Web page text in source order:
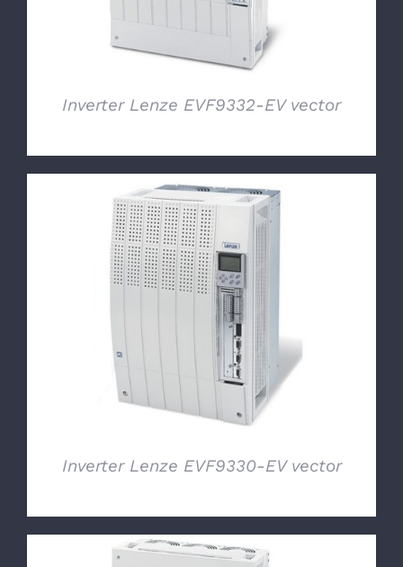
Inverter Lenze EVF9332-EV vector
DETTAGLI
Inverter Lenze EVF9330-EV vector